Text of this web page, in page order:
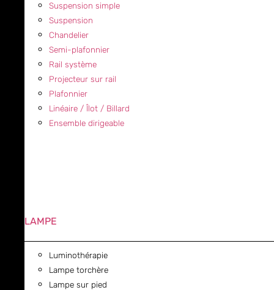
Suspension simple
Suspension
Chandelier
Semi-plafonnier
Rail système
Projecteur sur rail
Plafonnier
Linéaire / Îlot / Billard
Ensemble dirigeable
LAMPE
Luminothérapie
Lampe torchère
Lampe sur pied